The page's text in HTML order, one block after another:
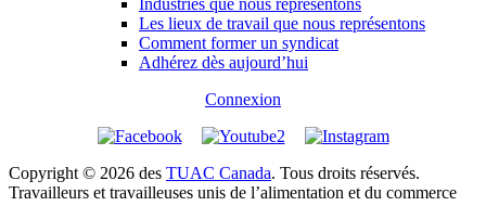
Industries que nous représentons
Les lieux de travail que nous représentons
Comment former un syndicat
Adhérez dès aujourd’hui
Connexion
Copyright © 2026 des TUAC Canada. Tous droits réservés.
Travailleurs et travailleuses unis de l’alimentation et du commerce